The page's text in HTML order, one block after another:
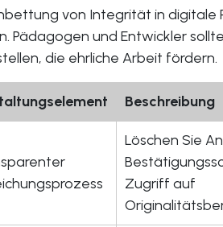
von Integrität in
Pädagogen und Entwickler
die ehrliche Arbeit fördern.
Beschreibung
Löschen Sie
Zugriff auf